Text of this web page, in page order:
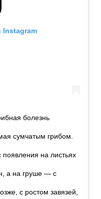
Instagram
болезнь
сумчатым грибом.
на листьях
а на груше — с
с ростом завязей,